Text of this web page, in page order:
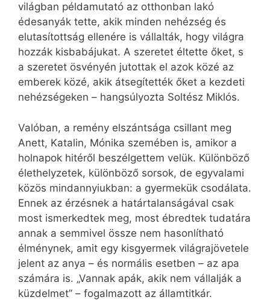
világban példamutató az otthonban lakó
édesanyák tette, akik minden nehézség és
elutasítottság ellenére is vállalták, hogy világra
hozzák kisbabájukat. A szeretet éltette őket, s
a szeretet ösvényén jutottak el azok közé az
emberek közé, akik átsegítették őket a kezdeti
nehézségeken – hangsúlyozta Soltész Miklós.
Valóban, a remény elszántsága csillant meg
Anett, Katalin, Mónika szemében is, amikor a
holnapok hitéről beszélgettem velük. Különböző
élethelyzetek, különböző sorsok, de egyvalami
közös mindannyiukban: a gyermekük csodálata.
Ennek az érzésnek a határtalanságával csak
most ismerkedtek meg, most ébredtek tudatára
annak a semmivel össze nem hasonlítható
élménynek, amit egy kisgyermek világrajövetele
jelent az anya – és normális esetben – az apa
számára is. „Vannak apák, akik nem vállalják a
küzdelmet” – fogalmazott az államtitkár.